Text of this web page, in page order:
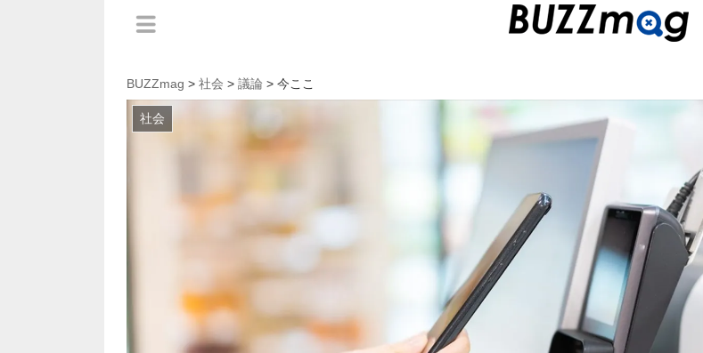
BUZZmag > 社会 > 議論 > 今ここ
社会